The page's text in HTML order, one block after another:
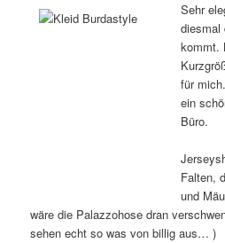
Sehr
diesmal
kommt.
für
ein
Büro.
Falten,
und
wäre die Palazzohose dran
sehen echt so was von billig aus… )